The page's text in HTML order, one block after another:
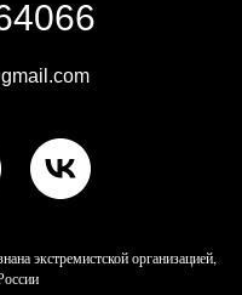
экстремистской организацией,